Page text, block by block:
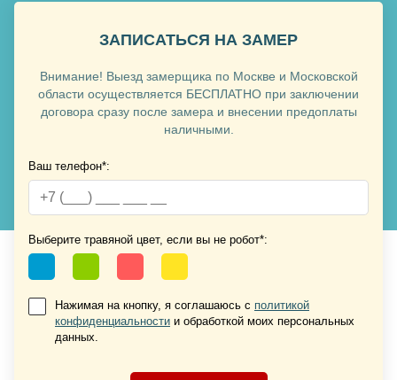
Хочу такую
ЗАПИСАТЬСЯ НА ЗАМЕР
Внимание! Выезд замерщика по Москве и Московской
области осуществляется БЕСПЛАТНО при заключении
договора сразу после замера и внесении предоплаты
наличными.
Ваш телефон*:
Выберите травяной цвет, если вы не робот*:
Нажимая на кнопку, я соглашаюсь с политикой
конфиденциальности и обработкой моих персональных
данных.